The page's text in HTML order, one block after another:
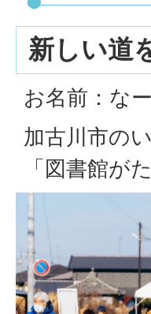
新しい道
お名前：な
加古川市の
「図書館が